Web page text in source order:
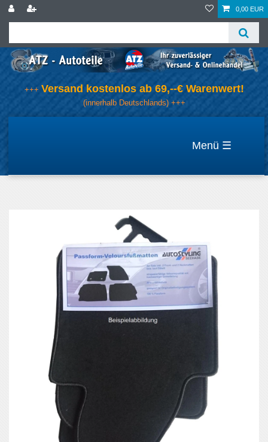
0,00 EUR
+++ Versand kostenlos ab 69,--€ Warenwert!
(innerhalb Deutschlands) +++
☰